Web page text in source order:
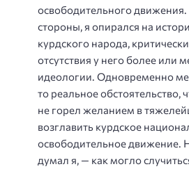
освободительного движения.
стороны, я опирался на
курдского народа,
отсутствия у него более или
идеологии. Одновременно
то реальное обстоятельство,
не горел желанием в
возглавить курдское
освободительное движение.
думал я, — как могло